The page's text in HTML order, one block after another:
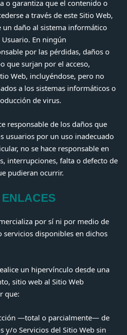
o garantiza que el contenido o
a través de este Sitio Web,
un daño al sistema informático
En ningún
por las pérdidas, daños o
que surjan por el acceso,
Web, incluyéndose, pero no
a los sistemas informáticos o
de virus.
responsable de los daños que
usuarios por un uso inadecuado
no se hace responsable en
interrupciones, falta o defecto de
pudieran ocurrir.
ENLACES
por sí ni por medio de
disponibles en dichos
un hipervínculo desde una
sitio web al Sitio Web
que:
—total o parcialmente— de
y/o Servicios del Sitio Web sin